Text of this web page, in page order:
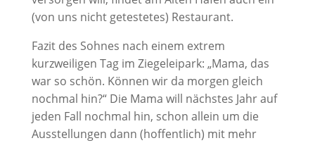
(von uns nicht getestetes) Restaurant.
Fazit des Sohnes nach einem extrem
kurzweiligen Tag im Ziegeleipark: „Mama, das
war so schön. Können wir da morgen gleich
nochmal hin?“ Die Mama will nächstes Jahr auf
jeden Fall nochmal hin, schon allein um die
Ausstellungen dann (hoffentlich) mit mehr